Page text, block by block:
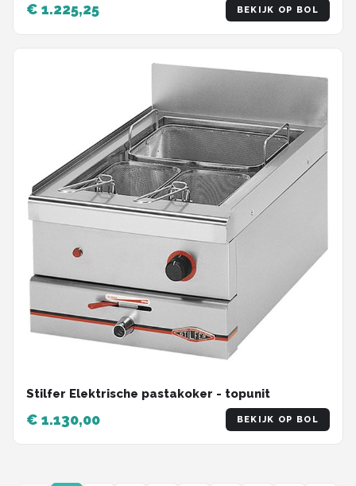
€ 1.225,25 BEKIJK OP BOL
Stilfer Elektrische pastakoker - topunit
€ 1.130,00 BEKIJK OP BOL